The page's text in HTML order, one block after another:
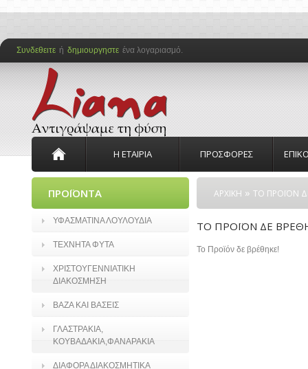
Συνδεθειτε ή δημιουργηστε ένα λογαριασμό.
Η ΕΤΑΙΡΙΑ ΠΡΟΣΦΟΡΕΣ
ΠΡΟΪΟΝΤΑ
ΥΦΑΣΜΑΤΙΝΑ ΛΟΥΛΟΥΔΙΑ
ΤΕΧΝΗΤΑ ΦΥΤΑ
ΧΡΙΣΤΟΥΓΕΝΝΙΑΤΙΚΗ
ΔΙΑΚΟΣΜΗΣΗ
ΒΑΖΑ ΚΑΙ ΒΑΣΕΙΣ
ΓΛΑΣΤΡΑΚΙΑ,
ΚΟΥΒΑΔΑΚΙΑ,ΦΑΝΑΡΑΚΙΑ
ΔΙΑΦΟΡΑ ΔΙΑΚΟΣΜΗΤΙΚΑ
ΑΡΧΙΚΗ » ΤΟ ΠΡΟΪΟΝ
ΤΟ ΠΡΟΪΟΝ ΔΕ
Το Προϊόν δε βρέθηκε!